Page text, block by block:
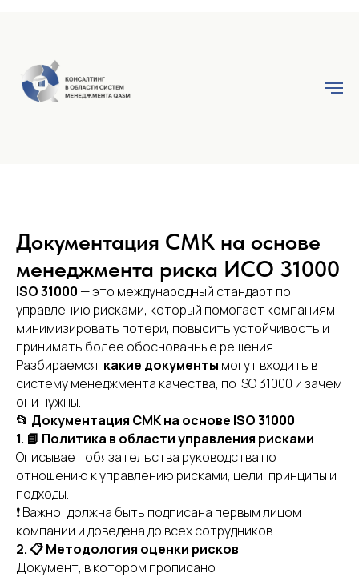
Документация СМК на основе
менеджмента риска ИСО 31000
ISO 31000 — это международный стандарт по
управлению рисками, который помогает компаниям
минимизировать потери, повысить устойчивость и
принимать более обоснованные решения.
Разбираемся, какие документы могут входить в
систему менеджмента качества, по ISO 31000 и зачем
они нужны.
📂 Документация СМК на основе ISO 31000
1. 📘 Политика в области управления рисками
Описывает обязательства руководства по
отношению к управлению рисками, цели, принципы и
подходы.
❗ Важно: должна быть подписана первым лицом
компании и доведена до всех сотрудников.
2. 📋 Методология оценки рисков
Документ, в котором прописано: